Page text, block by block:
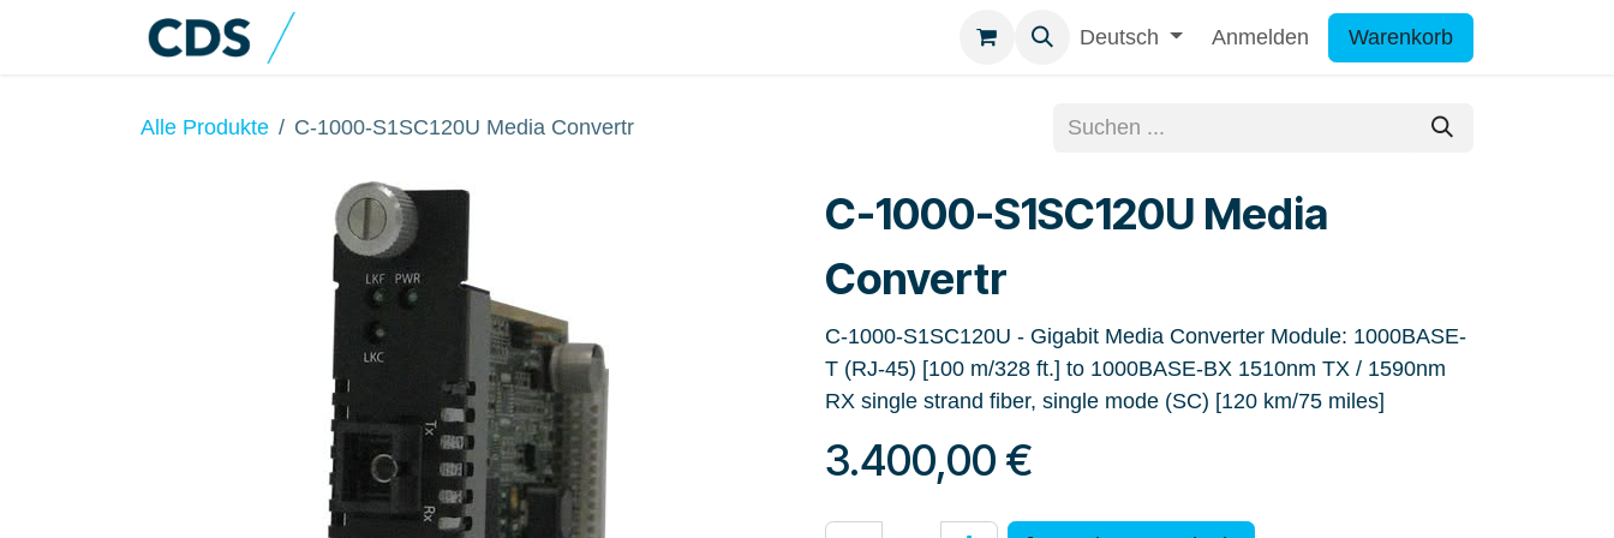
Zum Inhalt springen
Deutsch Anmelden Warenkorb
Alle Produkte C-1000-S1SC120U Media Convertr
C-1000-S1SC120U Media
Convertr
C-1000-S1SC120U - Gigabit Media Converter Module: 1000BASE-
T (RJ-45) [100 m/328 ft.] to 1000BASE-BX 1510nm TX / 1590nm
RX single strand fiber, single mode (SC) [120 km/75 miles]
3.400,00 €